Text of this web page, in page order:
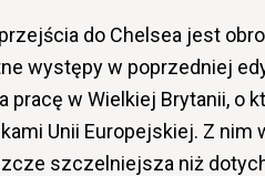
do Chelsea jest
występy w poprzedniej
pracę w Wielkiej Brytanii, o
Unii Europejskiej. Z nim
szczelniejsza niż